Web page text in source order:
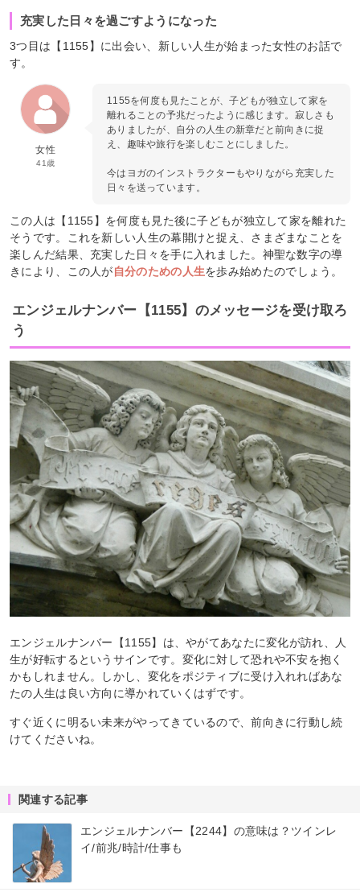
充実した日々を過ごすようになった
3つ目は【1155】に出会い、新しい人生が始まった女性のお話で
す。
女性
41歳
1155を何度も見たことが、子どもが独立して家を
離れることの予兆だったように感じます。寂しさも
ありましたが、自分の人生の新章だと前向きに捉
え、趣味や旅行を楽しむことにしました。
今はヨガのインストラクターもやりながら充実した
日々を送っています。
この人は【1155】を何度も見た後に子どもが独立して家を離れた
そうです。これを新しい人生の幕開けと捉え、さまざまなことを
楽しんだ結果、充実した日々を手に入れました。神聖な数字の導
きにより、この人が自分のための人生を歩み始めたのでしょう。
エンジェルナンバー【1155】のメッセージを受け取ろ
う
エンジェルナンバー【1155】は、やがてあなたに変化が訪れ、人
生が好転するというサインです。変化に対して恐れや不安を抱く
かもしれません。しかし、変化をポジティブに受け入れればあな
たの人生は良い方向に導かれていくはずです。
すぐ近くに明るい未来がやってきているので、前向きに行動し続
けてくださいね。
関連する記事
エンジェルナンバー【2244】の意味は？ツインレ
イ/前兆/時計/仕事も